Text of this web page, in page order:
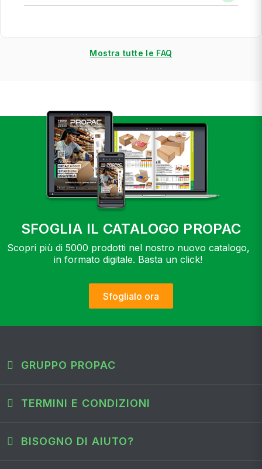
Mostra tutte le FAQ
SFOGLIA IL CATALOGO PROPAC
Scopri più di 5000 prodotti nel nostro nuovo catalogo,
in formato digitale. Basta un click!
Sfoglialo ora
GRUPPO PROPAC
TERMINI E CONDIZIONI
BISOGNO DI AIUTO?